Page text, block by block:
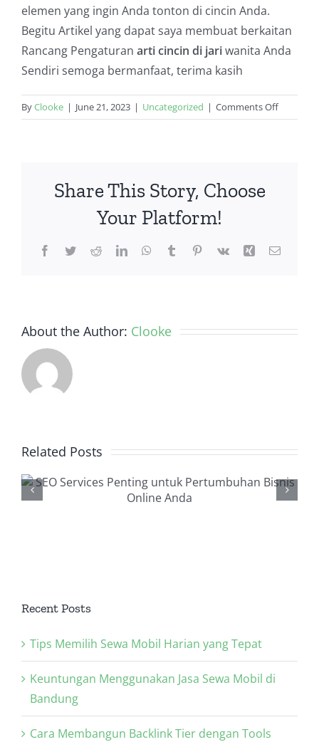
elemen yang ingin Anda tonton di cincin Anda.
Begitu Artikel yang dapat saya membuat berkaitan
Rancang Pengaturan arti cincin di jariwanita Anda
Sendiri semoga bermanfaat, terima kasih
ByClooke | June 21, 2023 | Uncategorized | Comments Offon
YUK
Share This Story, Choose
Your Platform!
Facebook
TwitterRedditLinkedInWhatsApp
TumblrPinterest
Vk Xing Email
About the Author: Clooke
Related Posts
Backlink Checker, Alat
Penting dalam Strategi
Recent Posts
Tips Memilih Sewa Mobil Harian yang Tepat
Keuntungan Menggunakan Jasa Sewa Mobil di
Bandung
Cara Membangun Backlink Tier dengan Tools